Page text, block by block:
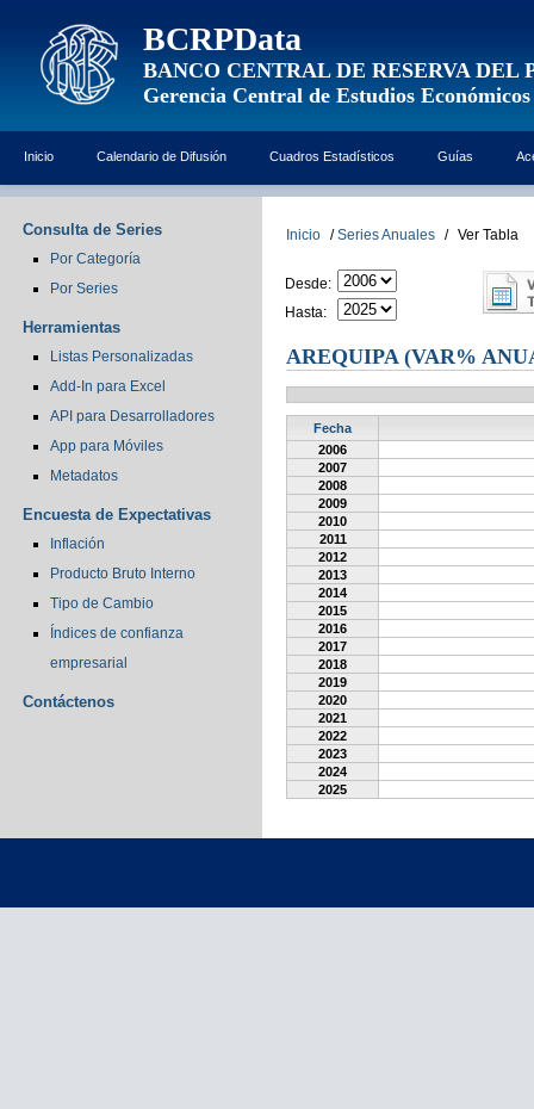
BCRPData
BANCO CENTRAL DE RESERVA DEL
Gerencia Central de Estudios Económicos
Inicio Calendario de Difusión Cuadros Estadísticos Guías
Consulta de Series
Por Categoría
Por Series
Herramientas
Listas Personalizadas
Add-In para Excel
API para Desarrolladores
App para Móviles
Metadatos
Encuesta de Expectativas
Inflación
Producto Bruto Interno
Tipo de Cambio
Índices de confianza
empresarial
Contáctenos
Inicio / Series Anuales / Ver Tabla
Desde:
Hasta:
AREQUIPA (VAR%
Fecha
2006
2007
2008
2009
2010
2011
2012
2013
2014
2015
2016
2017
2018
2019
2020
2021
2022
2023
2024
2025